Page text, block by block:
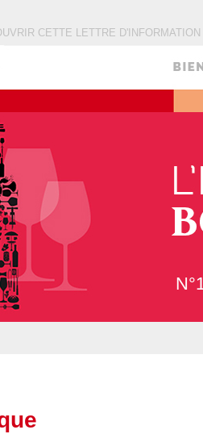
CETTE LETTRE